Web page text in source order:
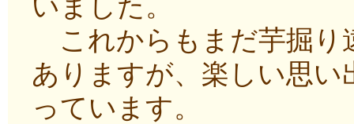
これからもまだ芋掘り
ありますが、楽しい思
っています。